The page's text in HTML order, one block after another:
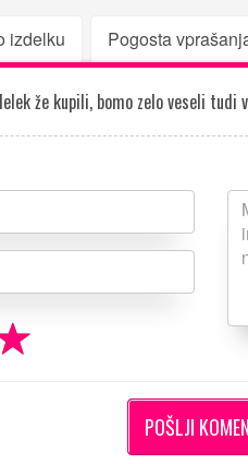
izdelku Pogosta
že kupili, bomo zelo veseli tudi